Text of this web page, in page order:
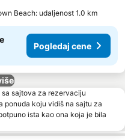
Beach: udaljenost 1.0 km
Pogledaj cene
sajtova za rezervaciju
ponuda koju vidiš na sajtu za
ista kao ona koja je bila